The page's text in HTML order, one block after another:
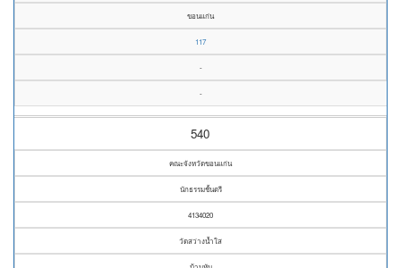
ขอนแก่น
117
-
-
540
คณะจังหวัดขอนแก่น
นักธรรมชั้นตรี
4134020
วัดสว่างน้ำใส